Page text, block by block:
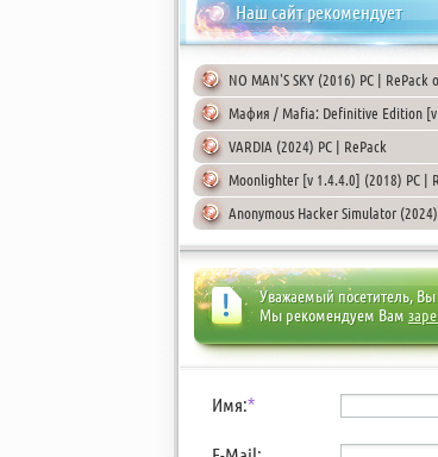
Наш сайт рекомендует
NO MAN'S SKY (2016) PC | RePack
Мафия / Mafia: Definitive Edition [v
VARDIA (2024) PC | RePack
Moonlighter [v 1.4.4.0] (2018) PC |
Anonymous Hacker Simulator
Уважаемый посетитель, Вы
Мы рекомендуем Вам
Имя:*